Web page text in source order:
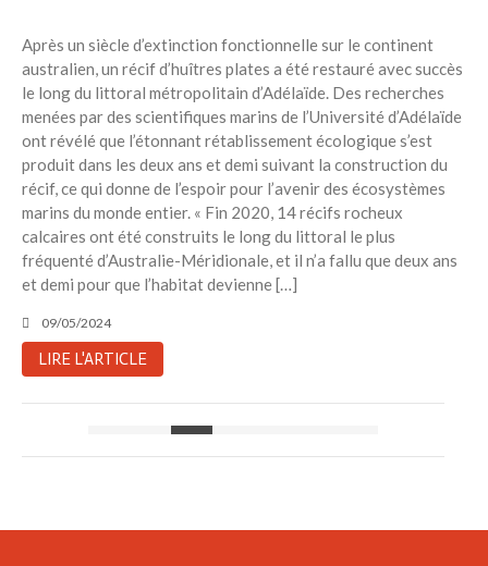
Après un siècle d’extinction fonctionnelle sur le continent
australien, un récif d’huîtres plates a été restauré avec succès
le long du littoral métropolitain d’Adélaïde. Des recherches
menées par des scientifiques marins de l’Université d’Adélaïde
ont révélé que l’étonnant rétablissement écologique s’est
produit dans les deux ans et demi suivant la construction du
récif, ce qui donne de l’espoir pour l’avenir des écosystèmes
marins du monde entier. « Fin 2020, 14 récifs rocheux
calcaires ont été construits le long du littoral le plus
fréquenté d’Australie-Méridionale, et il n’a fallu que deux ans
et demi pour que l’habitat devienne […]
09/05/2024
LIRE L'ARTICLE